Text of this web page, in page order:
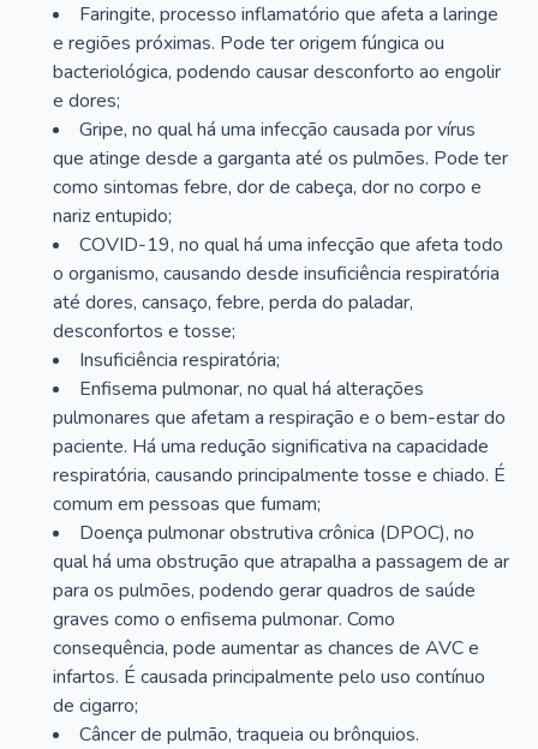
Faringite, processo inflamatório que afeta a laringe
e regiões próximas. Pode ter origem fúngica ou
bacteriológica, podendo causar desconforto ao engolir
e dores;
Gripe, no qual há uma infecção causada por vírus
que atinge desde a garganta até os pulmões. Pode ter
como sintomas febre, dor de cabeça, dor no corpo e
nariz entupido;
COVID-19, no qual há uma infecção que afeta todo
o organismo, causando desde insuficiência respiratória
até dores, cansaço, febre, perda do paladar,
desconfortos e tosse;
Insuficiência respiratória;
Enfisema pulmonar, no qual há alterações
pulmonares que afetam a respiração e o bem-estar do
paciente. Há uma redução significativa na capacidade
respiratória, causando principalmente tosse e chiado. É
comum em pessoas que fumam;
Doença pulmonar obstrutiva crônica (DPOC), no
qual há uma obstrução que atrapalha a passagem de ar
para os pulmões, podendo gerar quadros de saúde
graves como o enfisema pulmonar. Como
consequência, pode aumentar as chances de AVC e
infartos. É causada principalmente pelo uso contínuo
de cigarro;
Câncer de pulmão, traqueia ou brônquios.